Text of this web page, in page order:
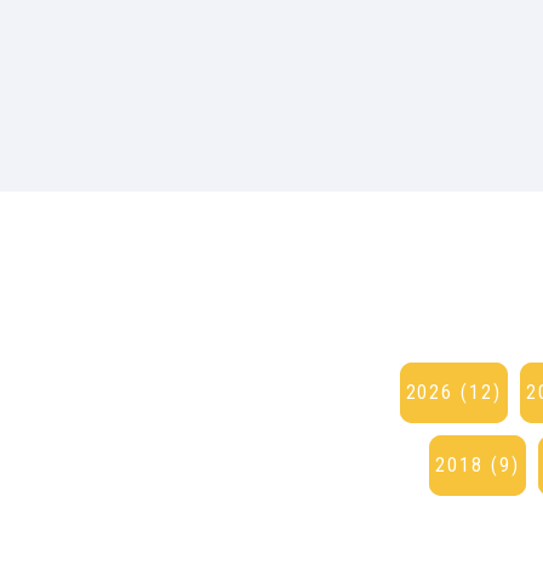
2026 (12)
2018 (9)